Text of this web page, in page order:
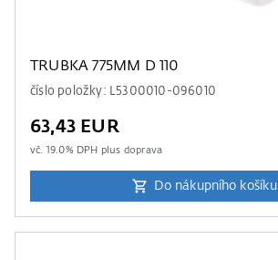
TRUBKA 775MM D 110
číslo položky: L5300010-096010
63,43 EUR
vč. 19.0% DPH plus doprava
Do nákupního košíku